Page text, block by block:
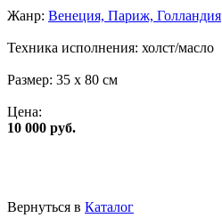
Жанр: Венеция, Париж, Голландия
Техника исполнения: холст/масло
Размер: 35 x 80 см
Цена:
10 000 руб.
Вернуться в Каталог